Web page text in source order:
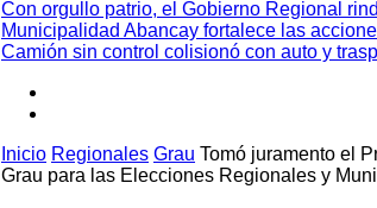
Con orgullo patrio, el Gobierno Regional
Municipalidad Abancay fortalece las
Camión sin control colisionó con auto y
Inicio Regionales Grau Tomó juramento el
Grau para las Elecciones Regionales y